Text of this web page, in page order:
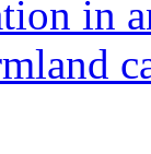
in